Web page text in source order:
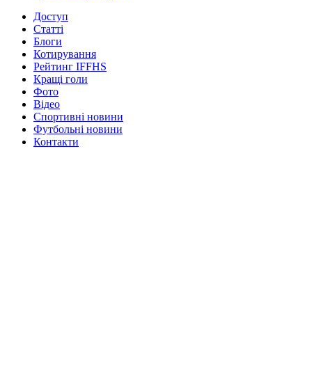
Доступ
Статті
Блоги
Котирування
Рейтинг IFFHS
Кращі голи
Фото
Відео
Спортивні новини
Футбольні новини
Контакти